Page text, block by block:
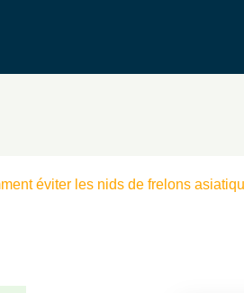
éviter les nids de frelons